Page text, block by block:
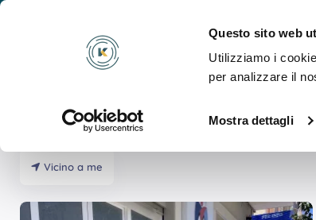
Questo sito web
Utilizziamo i
per analizzare il
Mostra dettagli
Cosa
Risultati PerDensitometria MOC Ossea Colonna
Vicino a me